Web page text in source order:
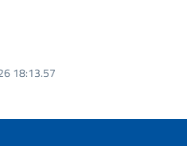
18:13.57